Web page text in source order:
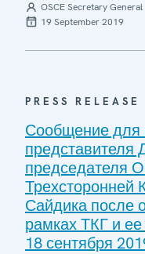
OSCE Secretary General
19 September 2019
PRESS RELEASE
Сообщение для
представителя
председателя
Трехсторонней
Сайдика после
рамках ТКГ и
18 сентября